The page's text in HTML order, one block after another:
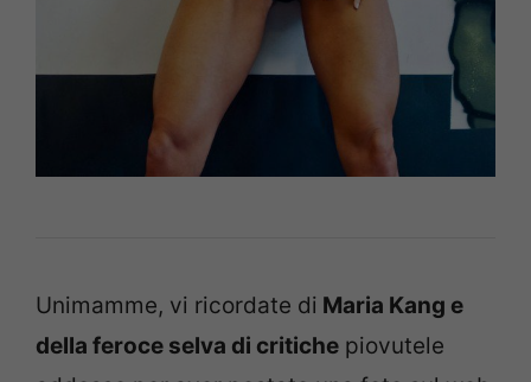
Unimamme, vi ricordate di Maria Kang e
della feroce selva di critiche piovutele